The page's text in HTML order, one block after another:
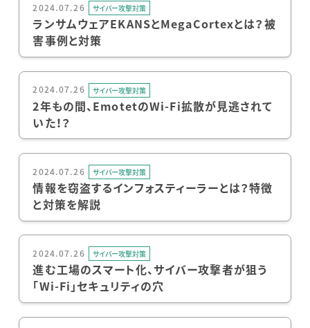
2024.07.26 サイバー攻撃対策
ランサムウェアEKANSとMegaCortexとは？被
害事例と対策
2024.07.26 サイバー攻撃対策
2年もの間、EmotetのWi-Fi拡散が見逃されて
いた！？
2024.07.26 サイバー攻撃対策
情報を窃盗するインフォスティーラーとは？特徴
と対策を解説
2024.07.26 サイバー攻撃対策
進む工場のスマート化、サイバー攻撃者が狙う
「Wi-Fi」セキュリティの穴